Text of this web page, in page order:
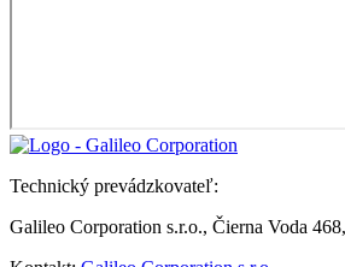
Technický prevádzkovateľ:
Galileo Corporation s.r.o., Čierna Voda